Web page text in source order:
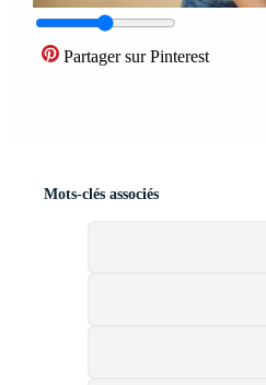
Partager sur Pinterest
Mots-clés associés